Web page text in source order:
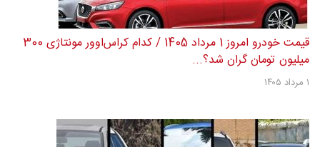
قیمت خودرو امروز 1 مرداد 1405 / کدام کراس‌اوور مونتاژی 300
میلیون تومان گران شد؟...
۱ مرداد ۱۴۰۵